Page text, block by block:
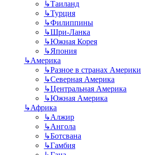
↳Таиланд
↳Турция
↳Филиппины
↳Шри-Ланка
↳Южная Корея
↳Япония
↳Америка
↳Разное в странах Америки
↳Северная Америка
↳Центральная Америка
↳Южная Америка
↳Африка
↳Алжир
↳Ангола
↳Ботсвана
↳Гамбия